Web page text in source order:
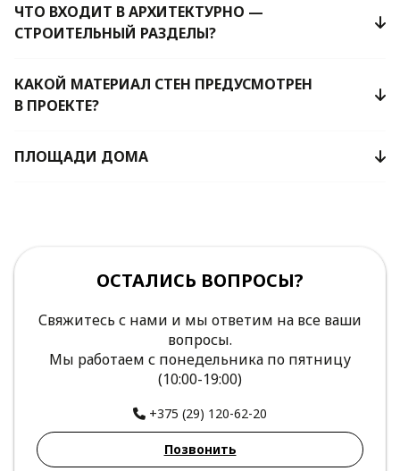
ЧТО ВХОДИТ В АРХИТЕКТУРНО —
СТРОИТЕЛЬНЫЙ РАЗДЕЛЫ?
КАКОЙ МАТЕРИАЛ СТЕН ПРЕДУСМОТРЕН
В ПРОЕКТЕ?
ПЛОЩАДИ ДОМА
ОСТАЛИСЬ ВОПРОСЫ?
Свяжитесь с нами и мы ответим на все ваши
вопросы.
Мы работаем с понедельника по пятницу
(10:00-19:00)
+375 (29) 120-62-20
Позвонить